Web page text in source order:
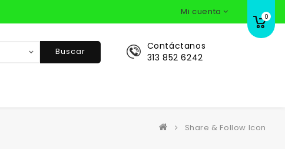
Mi cuenta 0
Contáctanos
313 852 6242
Buscar
Share & Follow Icon